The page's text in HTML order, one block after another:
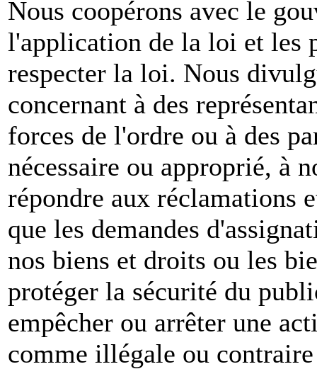
Nous coopérons avec le
l'application de la loi et les
respecter la loi. Nous
concernant à des
forces de l'ordre ou à des
nécessaire ou approprié, à
répondre aux réclamations
que les demandes
nos biens et droits ou les
protéger la sécurité du
empêcher ou arrêter une
comme illégale ou